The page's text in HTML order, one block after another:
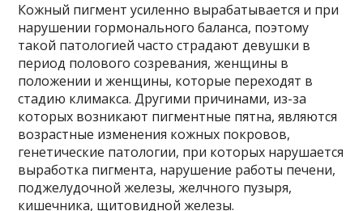
Кожный пигмент усиленно вырабатывается и при
нарушении гормонального баланса, поэтому
такой патологией часто страдают девушки в
период полового созревания, женщины в
положении и женщины, которые переходят в
стадию климакса. Другими причинами, из-за
которых возникают пигментные пятна, являются
возрастные изменения кожных покровов,
генетические патологии, при которых нарушается
выработка пигмента, нарушение работы печени,
поджелудочной железы, желчного пузыря,
кишечника, щитовидной железы.